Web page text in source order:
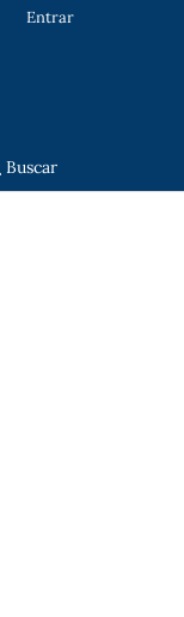
Buscar
Entrar